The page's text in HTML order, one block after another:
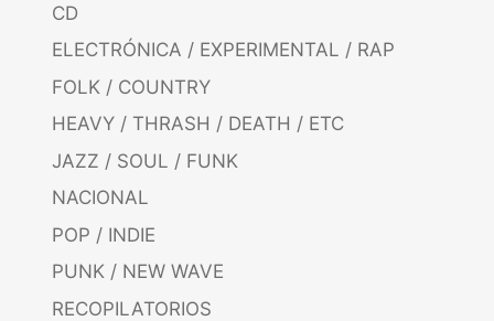
CD
ELECTRÓNICA / EXPERIMENTAL / RAP
FOLK / COUNTRY
HEAVY / THRASH / DEATH / ETC
JAZZ / SOUL / FUNK
NACIONAL
POP / INDIE
PUNK / NEW WAVE
RECOPILATORIOS